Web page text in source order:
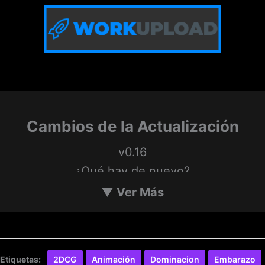
Cambios de la Actualización
v0.16
¿Qué hay de nuevo?
▼ Ver Más
Etiquetas: 2DCG Animación Dominacion Embarazo